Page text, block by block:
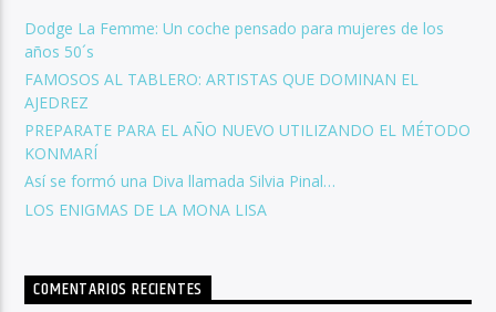
Dodge La Femme: Un coche pensado para mujeres de los
años 50´s
FAMOSOS AL TABLERO: ARTISTAS QUE DOMINAN EL
AJEDREZ
PREPARATE PARA EL AÑO NUEVO UTILIZANDO EL MÉTODO
KONMARÍ
Así se formó una Diva llamada Silvia Pinal…
LOS ENIGMAS DE LA MONA LISA
COMENTARIOS RECIENTES